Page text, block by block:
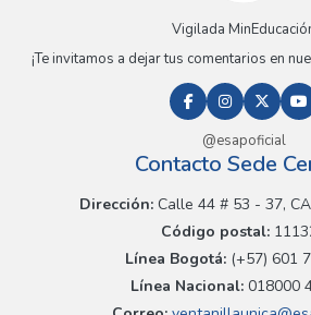
Vigilada
¡Te invitamos a dejar tus comentarios en
@esapoficial
Contacto Sede
Dirección:Calle 44 # 53 - 37,
Código postal:
Línea Bogotá:(+57) 601
Línea Nacional: 018000